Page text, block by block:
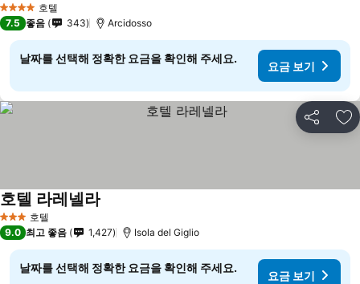
4 성급 호텔
7.5 좋음 343 Arcidosso
날짜를 선택해 정확한 요금을 확인해 주세요.
요금 보기
공유 즐
3 성급 호텔
호텔 라레넬라
9.0 최고 좋음 1,427 Isola del Giglio
날짜를 선택해 정확한 요금을 확인해 주세요.
요금 보기